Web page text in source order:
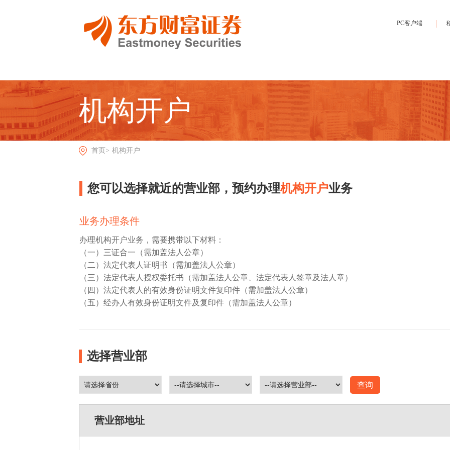
PC客户端
机构开户
首页> 机构开户
您可以选择就近的营业部，预约办理机构开户业务
业务办理条件
办理机构开户业务，需要携带以下材料：
（一）三证合一（需加盖法人公章）
（二）法定代表人证明书（需加盖法人公章）
（三）法定代表人授权委托书（需加盖法人公章、法定代表人签章及法人章）
（四）法定代表人的有效身份证明文件复印件（需加盖法人公章）
（五）经办人有效身份证明文件及复印件（需加盖法人公章）
选择营业部
查询
营业部地址